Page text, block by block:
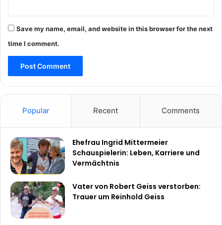
Save my name, email, and website in this browser for the next
time I comment.
Popular Recent Comments
Ehefrau Ingrid Mittermeier
Schauspielerin: Leben, Karriere und
Vermächtnis
Vater von Robert Geiss verstorben:
Trauer um Reinhold Geiss